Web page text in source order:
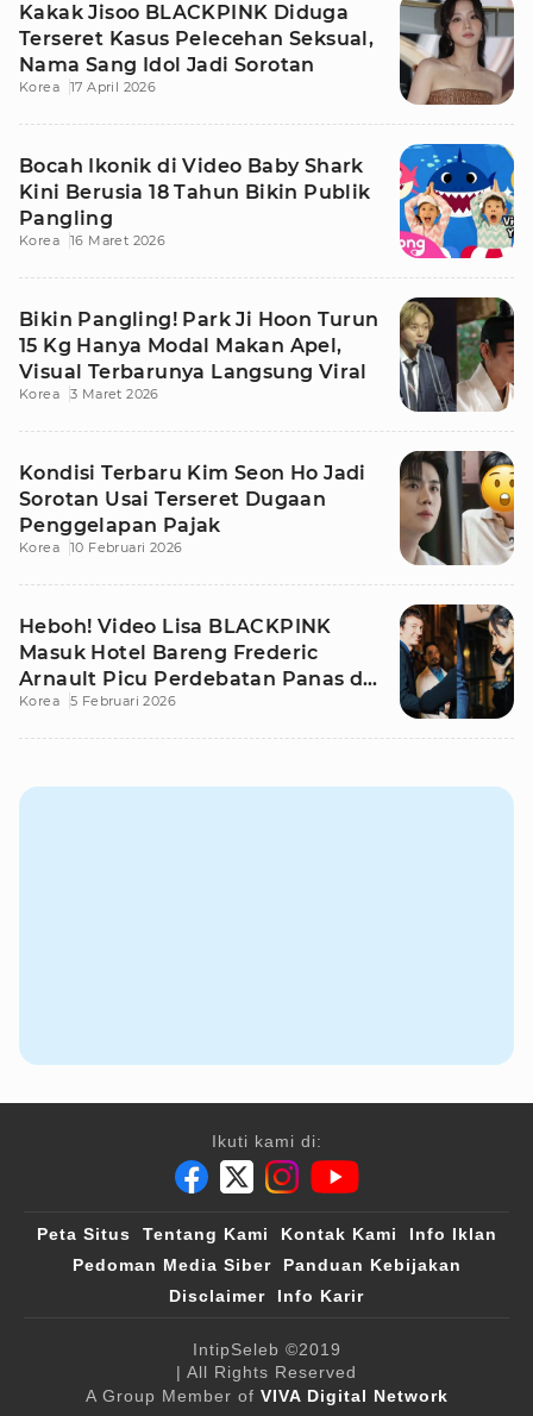
Kakak Jisoo BLACKPINK Diduga
Terseret Kasus Pelecehan Seksual,
Nama Sang Idol Jadi Sorotan
Korea 17 April 2026
Bocah Ikonik di Video Baby Shark
Kini Berusia 18 Tahun Bikin Publik
Pangling
Korea 16 Maret 2026
Bikin Pangling! Park Ji Hoon Turun
15 Kg Hanya Modal Makan Apel,
Visual Terbarunya Langsung Viral
Korea 3 Maret 2026
Kondisi Terbaru Kim Seon Ho Jadi
Sorotan Usai Terseret Dugaan
Penggelapan Pajak
Korea 10 Februari 2026
Heboh! Video Lisa BLACKPINK
Masuk Hotel Bareng Frederic
Arnault Picu Perdebatan Panas di
Medsos
Korea 5 Februari 2026
Ikuti kami di:
Peta Situs Tentang Kami Kontak Kami
Info Iklan
Pedoman Media Siber
Panduan Kebijakan
Disclaimer
Info Karir
IntipSeleb ©2019
| All Rights Reserved
A Group Member of VIVA Digital Network